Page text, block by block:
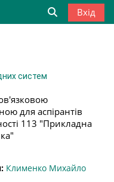
Вхід
систем
для аспірантів
113 "Прикладна
Клименко Михайло